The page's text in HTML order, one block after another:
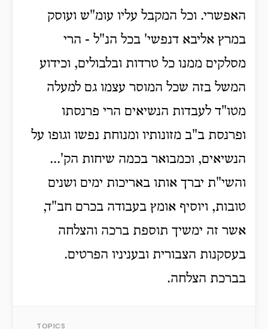
האפשרי. וכל המקבל עליו עומ"ש ועוסק
במרץ אליבא דנפשי' בכל הנ"ל - הרי
מסלקים ממנו כל טרדות ובלבולים, וכידוע
המשל בזה שכל המוסר עצמו גם למעלה
מטו"ד לעבדות הנשיאים הרי פרנסתו
ופרנסת ב"ב מזונותיו ומנוחת נפשו וגופו על
הנשיאים, וכמבואר בכמה שיחות הק'...
והשי"ת יברך אותו באריכות ימים ושנים
טובות, ויוסיף אומץ בעבודה בכרם חב"ד,
אשר זה ימשיך תוספת ברכה והצלחה
בעסקנות הצבורית ובעניניו הפרטים.
בברכת הצלחה.
TOPICS